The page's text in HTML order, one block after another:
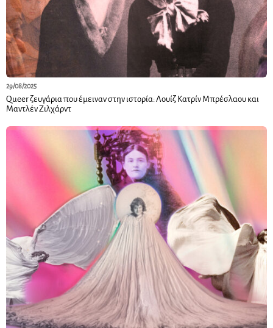
29/08/2025
Queer ζευγάρια που έμειναν στην ιστορία: Λουίζ Κατρίν Μπρέσλαου και
Μαντλέν Ζιλχάρντ